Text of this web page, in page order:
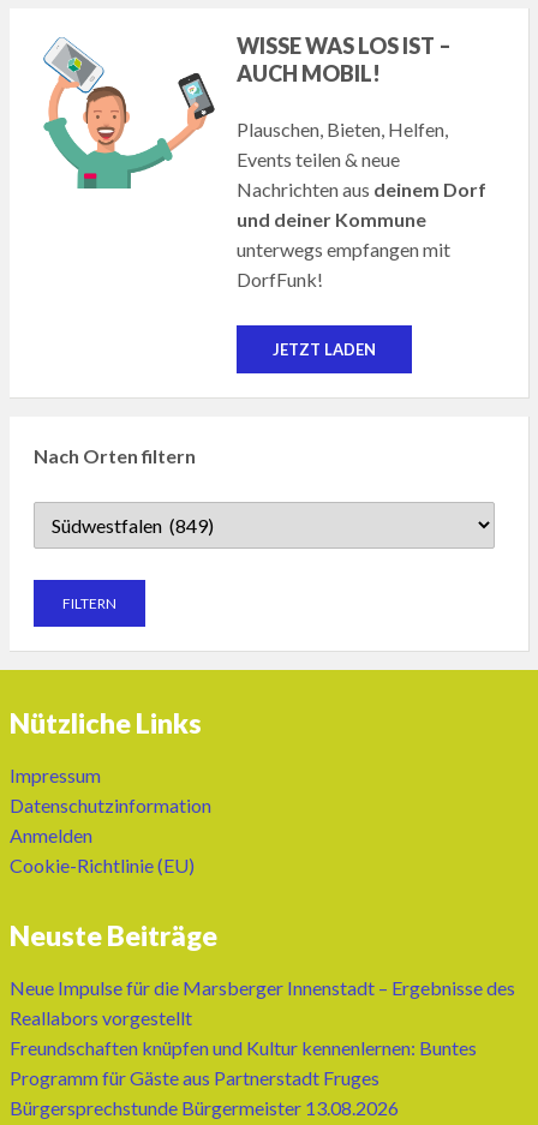
WISSE WAS LOS IST –
AUCH MOBIL!
Plauschen, Bieten, Helfen,
Events teilen & neue
Nachrichten aus deinem Dorf
und deiner Kommune
unterwegs empfangen mit
DorfFunk!
JETZT LADEN
Nach Orten filtern
Nützliche Links
Impressum
Datenschutzinformation
Anmelden
Cookie-Richtlinie (EU)
Neuste Beiträge
Neue Impulse für die Marsberger Innenstadt – Ergebnisse des
Reallabors vorgestellt
Freundschaften knüpfen und Kultur kennenlernen: Buntes
Programm für Gäste aus Partnerstadt Fruges
Bürgersprechstunde Bürgermeister 13.08.2026